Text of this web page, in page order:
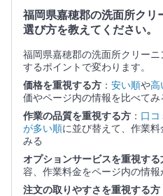
福岡県嘉穂郡の洗面所クリ
選び方を教えてください。
福岡県嘉穂郡の洗面所クリー
するポイントで変わります。
価格を重視する方 ： 安い順や高
価やページ内の情報を比べてみ
作業の品質を重視する方 ： 口コ
が多い順に並び替えて、作業
みる
オプションサービスを重視する
容、作業料金をページ内の情報
注文の取りやすさを重視する方